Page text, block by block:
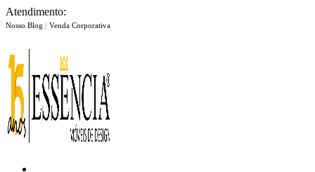
Atendimento:
Nosso Blog | Venda Corporativa